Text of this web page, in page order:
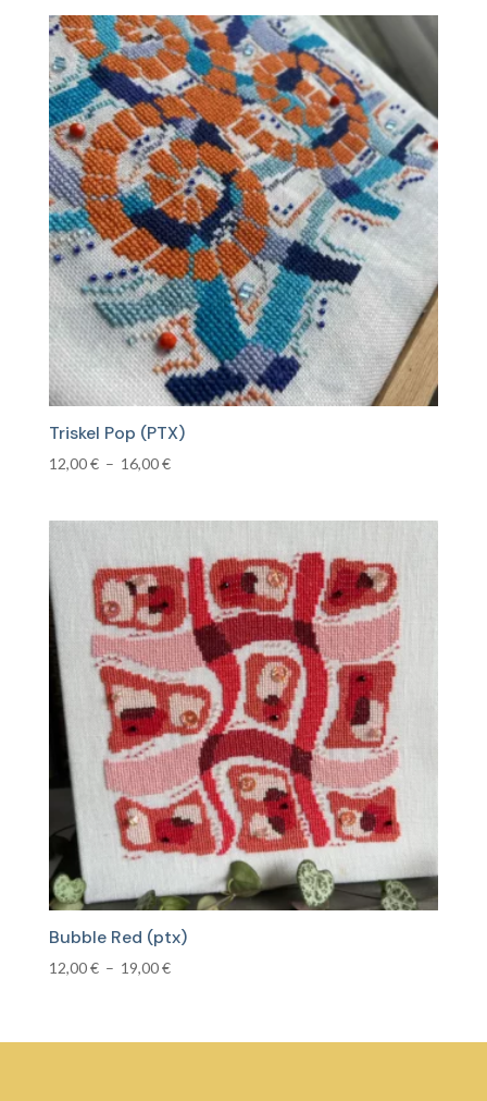
12,00 €
à
14,00 €
Triskel Pop (PTX)
12,00€ – 16,00€Plage
à
16,00 €
Bubble Red (ptx)
12,00€ – 19,00€Plage
12,00 €